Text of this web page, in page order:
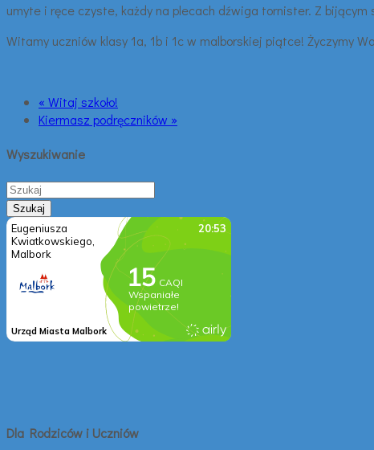
umyte i ręce czyste, każdy na plecach dźwiga tornister. Z bijącym
Witamy uczniów klasy 1a, 1b i 1c w malborskiej piątce! Życzymy
« Witaj szkoło!
Kiermasz podręczników »
Wyszukiwanie
Dla Rodziców i Uczniów